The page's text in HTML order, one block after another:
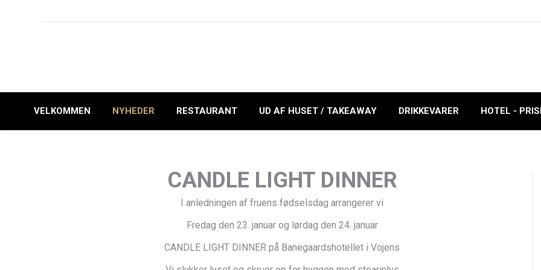
VELKOMMEN NYHEDER RESTAURANT UD AF HUSET / TAKEAWAY DRIKKEVARER HOTEL -
CANDLE LIGHT DINNER
I anledningen af fruens fødselsdag arrangerer vi
Fredag den 23. januar og lørdag den 24. januar
CANDLE LIGHT DINNER på Banegaardshotellet i Vojens